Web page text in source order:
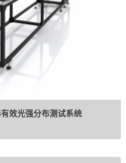
效光强分布测试系统